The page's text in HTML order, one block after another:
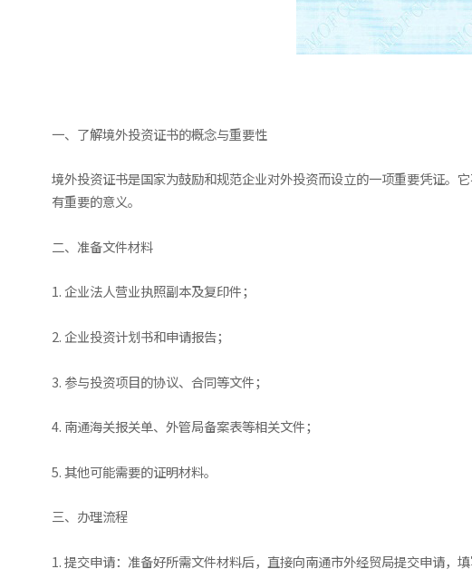
一、了解境外投资证书的概念与重要性
境外投资证书是国家为鼓励和规范企业对外投资而设立的一项重要凭证。
有重要的意义。
二、准备文件材料
1. 企业法人营业执照副本及复印件；
2. 企业投资计划书和申请报告；
3. 参与投资项目的协议、合同等文件；
4. 南通海关报关单、外管局备案表等相关文件；
5. 其他可能需要的证明材料。
三、办理流程
1. 提交申请：准备好所需文件材料后，直接向南通市外经贸局提交申请，